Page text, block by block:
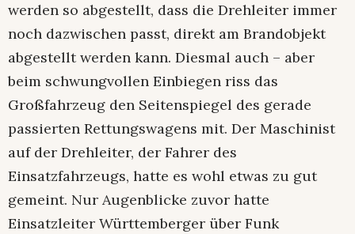
werden so abgestellt, dass die Drehleiter immer
noch dazwischen passt, direkt am Brandobjekt
abgestellt werden kann. Diesmal auch – aber
beim schwungvollen Einbiegen riss das
Großfahrzeug den Seitenspiegel des gerade
passierten Rettungswagens mit. Der Maschinist
auf der Drehleiter, der Fahrer des
Einsatzfahrzeugs, hatte es wohl etwas zu gut
gemeint. Nur Augenblicke zuvor hatte
Einsatzleiter Württemberger über Funk